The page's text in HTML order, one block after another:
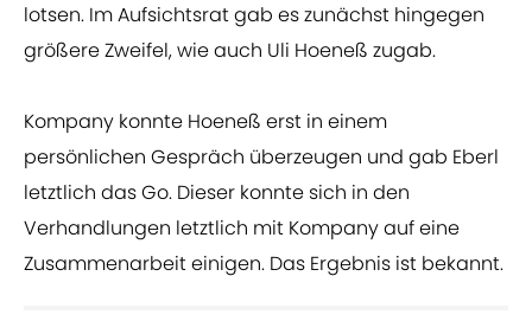
lotsen. Im Aufsichtsrat gab es zunächst hingegen
größere Zweifel, wie auch Uli Hoeneß zugab.
Kompany konnte Hoeneß erst in einem
persönlichen Gespräch überzeugen und gab Eberl
letztlich das Go. Dieser konnte sich in den
Verhandlungen letztlich mit Kompany auf eine
Zusammenarbeit einigen. Das Ergebnis ist bekannt.